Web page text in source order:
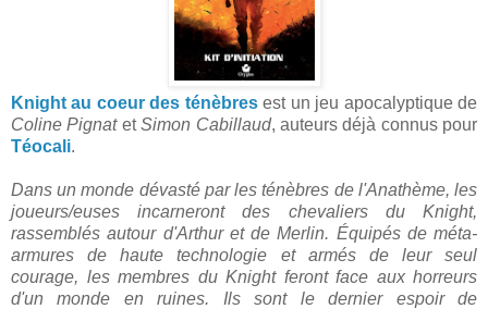
Knight au coeur des ténèbresest un jeu apocalyptique de
Coline PignatetSimon Cabillaud, auteurs déjà connus pour
Téocali.
Dans un monde dévasté par les ténèbres de l'Anathème, les
joueurs/euses incarneront des chevaliers du Knight,
rassemblés autour d'Arthur et de Merlin. Équipés de méta-
armures de haute technologie et armés de leur seul
courage, les membres du Knight feront face aux horreurs
d'un monde en ruines. Ils sont le dernier espoir de